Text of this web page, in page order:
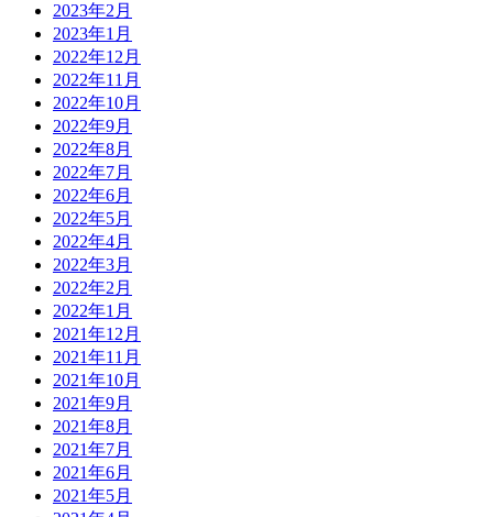
2023年2月
2023年1月
2022年12月
2022年11月
2022年10月
2022年9月
2022年8月
2022年7月
2022年6月
2022年5月
2022年4月
2022年3月
2022年2月
2022年1月
2021年12月
2021年11月
2021年10月
2021年9月
2021年8月
2021年7月
2021年6月
2021年5月